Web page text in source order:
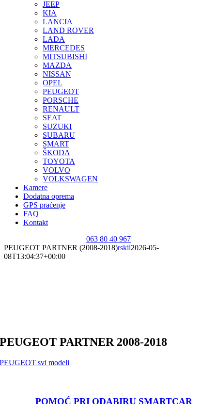
JEEP
KIA
LANCIA
LAND ROVER
LADA
MERCEDES
MITSUBISHI
MAZDA
NISSAN
OPEL
PEUGEOT
PORSCHE
RENAULT
SEAT
SUZUKI
SUBARU
SMART
ŠKODA
TOYOTA
VOLVO
VOLKSWAGEN
Kamere
Dodatna oprema
GPS praćenje
FAQ
Kontakt
063 80 40 967
PEUGEOT PARTNER (2008-2018)rskii2026-05-
08T13:04:37+00:00
PEUGEOT PARTNER 2008-2018
PEUGEOT svi modeli
POMOĆ PRI ODABIRU SMARTCAR